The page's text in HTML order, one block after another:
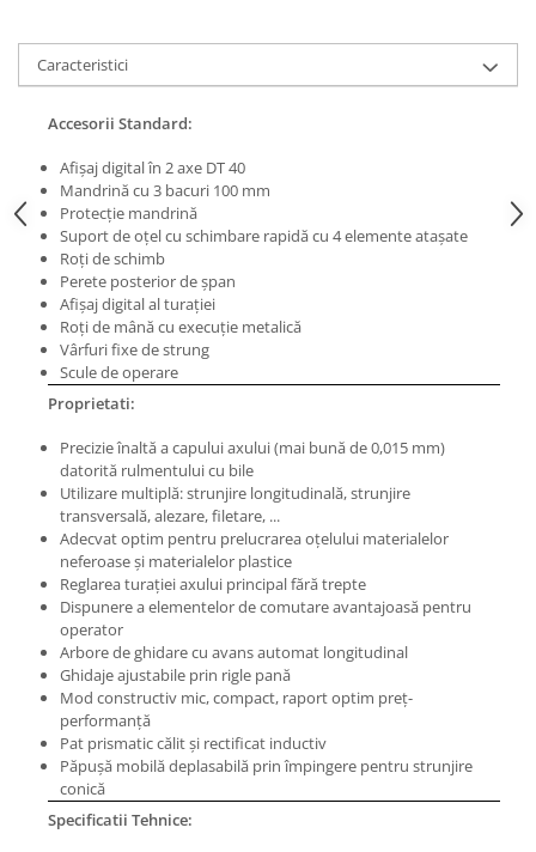
Masini de slefuit cu mediu umed si
uscat
Masini de slefuit cutite de gravat
Masini pentru slefuit tevi
Masini universale de ascutit
Polizoare de banc
Masini de filetat
Masini pneumatice de filetat
Masini electrice de filetat
Exhaustor pentru aschii metal
Masini de gaurit cu talpa
Instalatii de spalare a pieselor
Accesorii prelucrare metal
Universale de strung si accesorii
pentru strunguri
Falci pentru 3 bacuri PS3/ PO3
Falci pentru 4 bacuri PS4/ PO4
Flanșă
Fălcile pentru 3-bacuri DK11
Fălcile pentru 4-bacuri DK12
Mandrine independente
Mandrină cu 3 fălci din fontă
Mandrină cu 3 fălci din otel
Caracteristici
Accesorii Standard:
Afişaj digital în 2 axe DT 40
Mandrină cu 3 bacuri 100 mm
Protecţie mandrină
Suport de oţel cu schimbare rapidă cu 4 elemente ataşate
Roţi de schimb
Perete posterior de şpan
Afişaj digital al turaţiei
Roţi de mână cu execuţie metalică
Vârfuri fixe de strung
Scule de operare
Proprietati:
Precizie înaltă a capului axului (mai bună de 0,015 mm)
datorită rulmentului cu bile
Utilizare multiplă: strunjire longitudinală, strunjire
transversală, alezare, filetare, ...
Adecvat optim pentru prelucrarea oţelului materialelor
neferoase şi materialelor plastice
Reglarea turaţiei axului principal fără trepte
Dispunere a elementelor de comutare avantajoasă pentru
operator
Arbore de ghidare cu avans automat longitudinal
Ghidaje ajustabile prin rigle pană
Mod constructiv mic, compact, raport optim preţ-
performanţă
Pat prismatic călit şi rectificat inductiv
Păpuşă mobilă deplasabilă prin împingere pentru strunjire
conică
Specificatii Tehnice: